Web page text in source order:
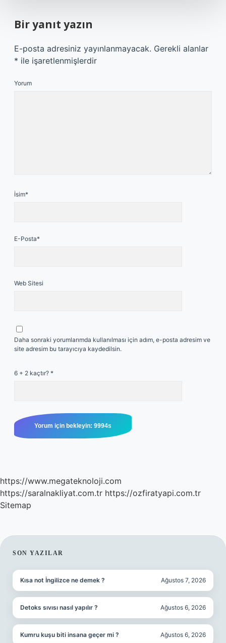
Bir yanıt yazın
E-posta adresiniz yayınlanmayacak. Gerekli alanlar
* ile işaretlenmişlerdir
Yorum
İsim*
E-Posta*
Web Sitesi
Daha sonraki yorumlarımda kullanılması için adım, e-posta adresim ve
site adresim bu tarayıcıya kaydedilsin.
6 + 2 kaçtır? *
https://www.megateknoloji.com
https://saralnakliyat.com.tr https://ozfiratyapi.com.tr
Sitemap
SIDEBAR
SON YAZILAR
Kısa not İngilizce ne demek ? Ağustos 7, 2026
Detoks sıvısı nasıl yapılır ? Ağustos 6, 2026
Kumru kuşu biti insana geçer mi ? Ağustos 6, 2026